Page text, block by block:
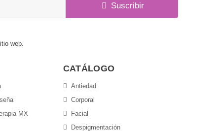
Suscribir
web.
MX
CATÁLOGO
Antiedad
Corporal
Facial
Despigmentación